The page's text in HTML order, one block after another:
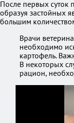
После первых суток
образуя застойных
большим
Врачи
необходимо
картофель.
В некоторых
рацион,